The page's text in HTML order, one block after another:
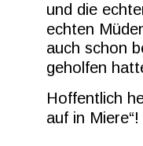
und die
echten
auch schon
geholfen
Hoffentlich
auf in Miere“!